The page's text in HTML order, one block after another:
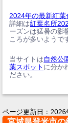
2024年の最新紅
詳細は紅葉名所
ーズンは猛暑の影
ころが多いようで
当サイトは自然公
葉スポット に分か
ださい。
ページ更新日： 2026